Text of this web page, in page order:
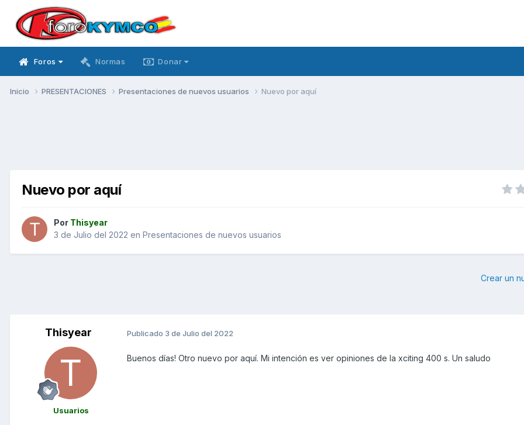
Foros Normas Donar
Inicio PRESENTACIONES Presentaciones de nuevos usuarios Nuevo por aquí
Nuevo por aquí
Por Thisyear
3 de Julio del 2022 en Presentaciones de nuevos usuarios
Crear un
Thisyear
Usuarios
Publicado 3 de Julio del 2022
Buenos días! Otro nuevo por aquí. Mi intención es ver opiniones de la xciting 400 s. Un saludo